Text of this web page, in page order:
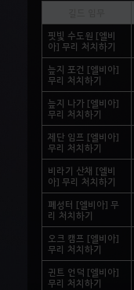
핏빛 수도원 [엘비
아] 무리 처치하기
늪지 포건 [엘비아]
무리 처치하기
늪지 나가[엘비아]
무리 처치하기
제단 임프 [엘비아]
무리 처치하기
비라기 산채 [엘비
아] 무리 처치하기
폐성터 [엘비아] 무
리 처치하기
오크 캠프 [엘비아]
무리 처치하기
귄트 언덕 [엘비아]
무리 처치하기